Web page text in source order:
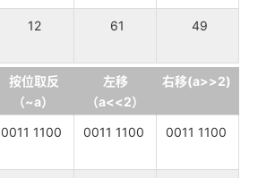
12 61 49
按位取反
（~a）
左移
（a<<2）
右移(a>>2)
0011 1100 0011 1100 0011 1100